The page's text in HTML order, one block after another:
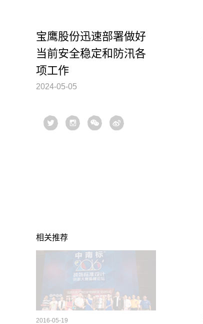
宝鹰股份迅速部署做好
当前安全稳定和防汛各
项工作
2024-05-05
相关推荐
2016-05-19